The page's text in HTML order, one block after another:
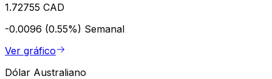
1.72755 CAD
-0.0096 (0.55%) Semanal
Ver gráfico
Dólar Australiano